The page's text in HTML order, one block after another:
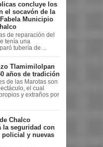
concluye los
el socavón de la
Municipio
de reparación del
tenía una
tubería de ...
Tlamimilolpan
años de tradición
de las Marotas son
el cual
y extraños por
Chalco
la seguridad con
policial y nuevas